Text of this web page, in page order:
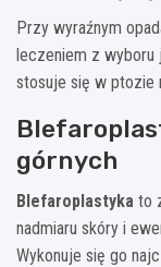
Przy wyraźnym
leczeniem z wyboru
stosuje się w ptozie
górnych
Blefaroplastyka to
nadmiaru skóry i
Wykonuje się go